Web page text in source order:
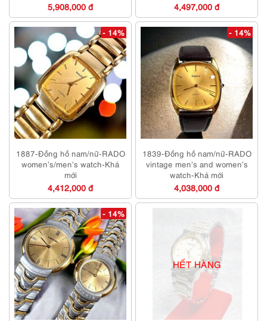
5,908,000 đ 4,497,000 đ
- 14%
1887-Đồng hồ nam/nữ-RADO
women’s/men’s watch-Khá
mới
4,412,000 đ
- 14%
1839-Đồng hồ nam/nữ-RADO
vintage men’s and women’s
watch-Khá mới
4,038,000 đ
- 14%
HẾT HÀNG